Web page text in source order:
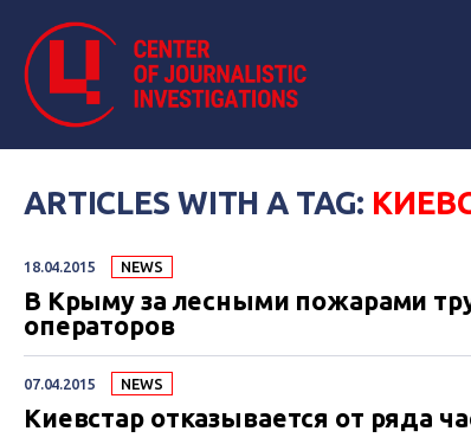
ARTICLES WITH A TAG:
18.04.2015 NEWS
В Крыму за лесными пожарами
операторов
07.04.2015 NEWS
Киевстар отказывается от ряда